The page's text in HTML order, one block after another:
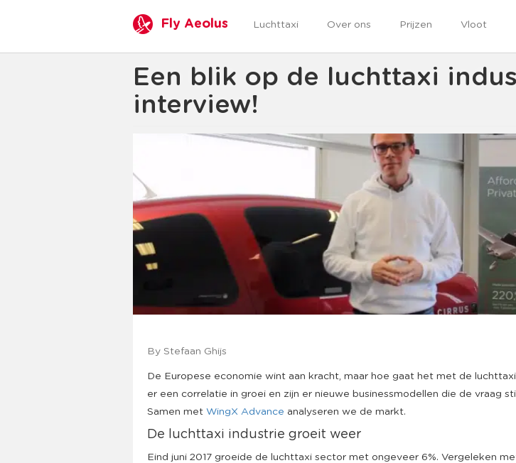
Fly Aeolus Luchttaxi Over ons Prijzen Vloot
Een blik op de luchttaxi
interview!
By Stefaan Ghijs
De Europese economie wint aan kracht, maar hoe gaat het met de
er een correlatie in groei en zijn er nieuwe businessmodellen die de vraag
Samen met WingX Advance analyseren we de markt.
De luchttaxi industrie groeit weer
Eind juni 2017 groeide de luchttaxi sector met ongeveer 6%. Vergeleken